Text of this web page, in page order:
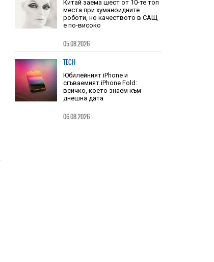
HIEND
роботи, но качеството в САЩ
е по-високо
05.08.2026
TECH
Юбилейният iPhone и
всичко, което знаем към